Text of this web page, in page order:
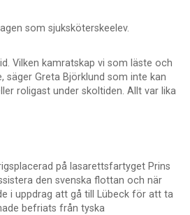
som sjuksköterskeelev.
Vilken kamratskap vi som läste och
säger Greta Björklund som inte kan
roligast under skoltiden. Allt var lika
på lasarettsfartyget Prins
den svenska flottan och när
i uppdrag att gå till Lübeck för att ta
befriats från tyska